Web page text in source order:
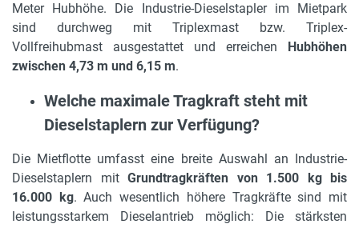
Meter Hubhöhe. Die Industrie-Dieselstapler im Mietpark
sind durchweg mit Triplexmast bzw. Triplex-
Vollfreihubmast ausgestattet und erreichen Hubhöhen
zwischen 4,73 m und 6,15 m.
Welche maximale Tragkraft steht mit
Dieselstaplern zur Verfügung?
Die Mietflotte umfasst eine breite Auswahl an Industrie-
Dieselstaplern mit Grundtragkräften von 1.500 kg bis
16.000 kg. Auch wesentlich höhere Tragkräfte sind mit
leistungsstarkem Dieselantrieb möglich: Die stärksten